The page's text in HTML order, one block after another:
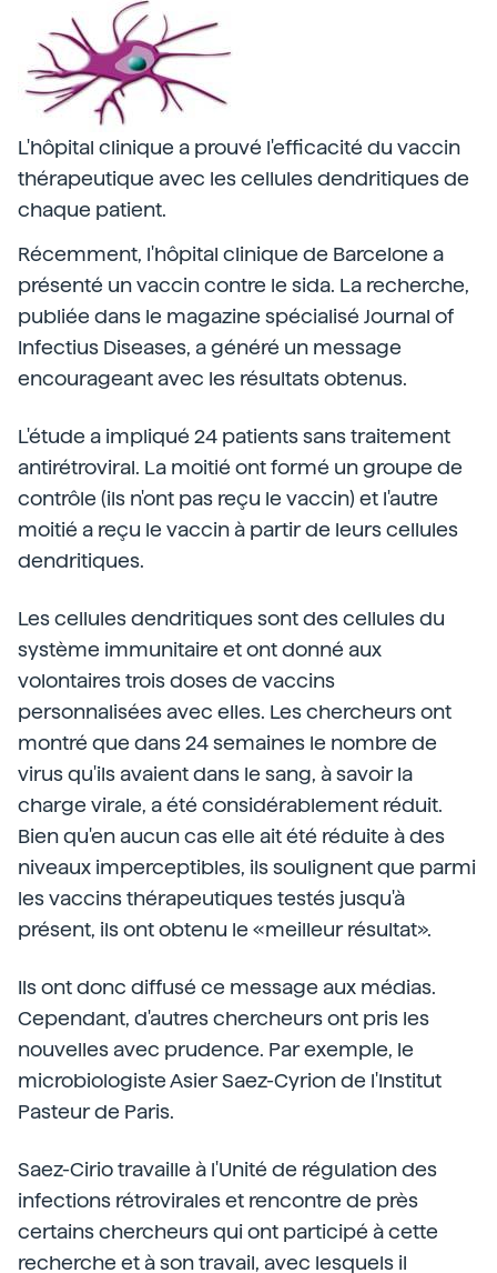
L'hôpital clinique a prouvé l'efficacité du vaccin
thérapeutique avec les cellules dendritiques de
chaque patient.
Récemment, l'hôpital clinique de Barcelone a
présenté un vaccin contre le sida. La recherche,
publiée dans le magazine spécialisé Journal of
Infectius Diseases, a généré un message
encourageant avec les résultats obtenus.
L'étude a impliqué 24 patients sans traitement
antirétroviral. La moitié ont formé un groupe de
contrôle (ils n'ont pas reçu le vaccin) et l'autre
moitié a reçu le vaccin à partir de leurs cellules
dendritiques.
Les cellules dendritiques sont des cellules du
système immunitaire et ont donné aux
volontaires trois doses de vaccins
personnalisées avec elles. Les chercheurs ont
montré que dans 24 semaines le nombre de
virus qu'ils avaient dans le sang, à savoir la
charge virale, a été considérablement réduit.
Bien qu'en aucun cas elle ait été réduite à des
niveaux imperceptibles, ils soulignent que parmi
les vaccins thérapeutiques testés jusqu'à
présent, ils ont obtenu le «meilleur résultat».
Ils ont donc diffusé ce message aux médias.
Cependant, d'autres chercheurs ont pris les
nouvelles avec prudence. Par exemple, le
microbiologiste Asier Saez-Cyrion de l'Institut
Pasteur de Paris.
Saez-Cirio travaille à l'Unité de régulation des
infections rétrovirales et rencontre de près
certains chercheurs qui ont participé à cette
recherche et à son travail, avec lesquels il